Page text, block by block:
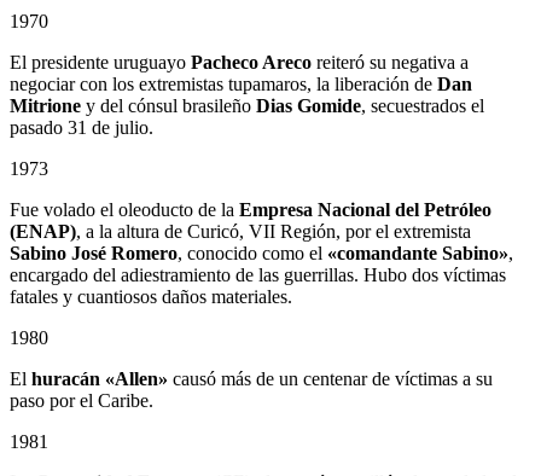
1970
El presidente uruguayo Pacheco Areco reiteró su negativa a
negociar con los extremistas tupamaros, la liberación de Dan
Mitrione y del cónsul brasileño Dias Gomide, secuestrados el
pasado 31 de julio.
1973
Fue volado el oleoducto de la Empresa Nacional del Petróleo
(ENAP), a la altura de Curicó, VII Región, por el extremista
Sabino José Romero, conocido como el «comandante Sabino»,
encargado del adiestramiento de las guerrillas. Hubo dos víctimas
fatales y cuantiosos daños materiales.
1980
El huracán «Allen» causó más de un centenar de víctimas a su
paso por el Caribe.
1981